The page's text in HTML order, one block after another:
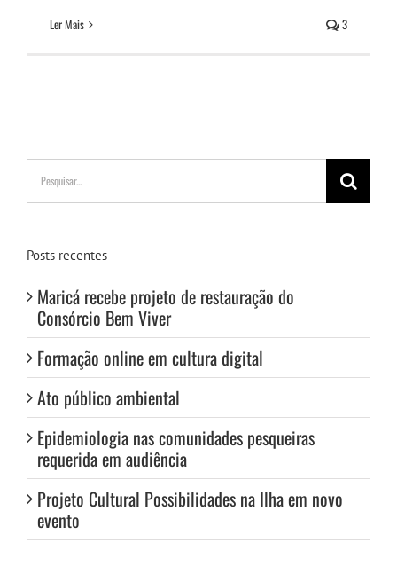
Ler Mais 3
Buscar
resultados
para:
Posts recentes
Maricá recebe projeto de restauração do
Consórcio Bem Viver
Formação online em cultura digital
Ato público ambiental
Epidemiologia nas comunidades pesqueiras
requerida em audiência
Projeto Cultural Possibilidades na Ilha em novo
evento